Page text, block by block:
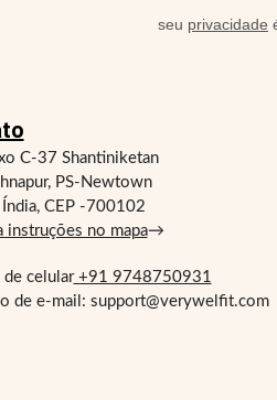
seu privacidade
C-37 Shantiniketan
PS-Newtown
Índia, CEP -700102
instruções no mapa→
de celular+91 9748750931
de e-mail: support@verywelfit.com